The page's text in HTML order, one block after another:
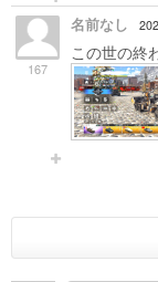
167
名前なし
この世の終